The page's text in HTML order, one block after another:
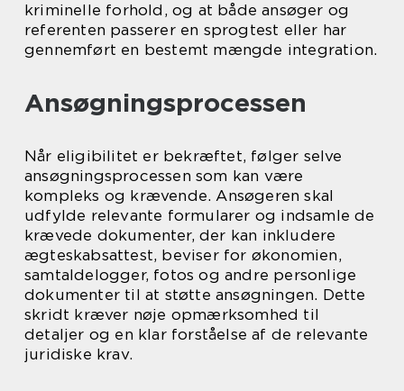
kriminelle forhold, og at både ansøger og
referenten passerer en sprogtest eller har
gennemført en bestemt mængde integration.
Ansøgningsprocessen
Når eligibilitet er bekræftet, følger selve
ansøgningsprocessen som kan være
kompleks og krævende. Ansøgeren skal
udfylde relevante formularer og indsamle de
krævede dokumenter, der kan inkludere
ægteskabsattest, beviser for økonomien,
samtaldelogger, fotos og andre personlige
dokumenter til at støtte ansøgningen. Dette
skridt kræver nøje opmærksomhed til
detaljer og en klar forståelse af de relevante
juridiske krav.